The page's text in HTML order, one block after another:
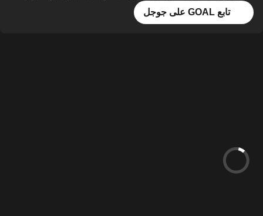
تابع GOAL على جوجل